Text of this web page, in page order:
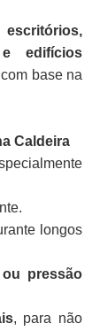
edifícios
base na
Caldeira
longos
pressão
, para não